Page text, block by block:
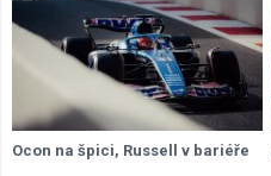
Ocon na špici, Russell v bariéře